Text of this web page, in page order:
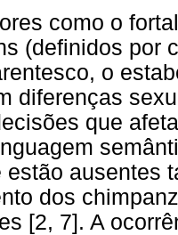
como o
(definidos por
o
diferenças
que
estão ausentes
dos
[2, 7]. A